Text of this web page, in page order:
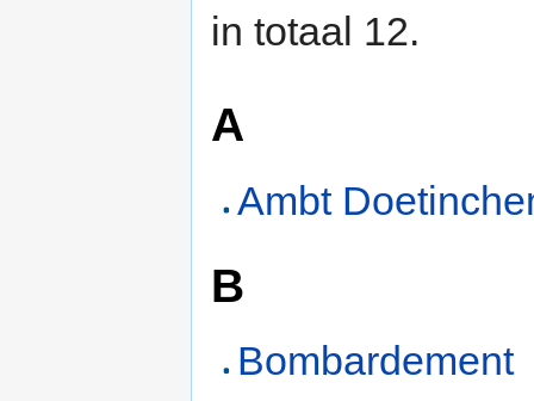
in totaal 12.
A
Ambt
B
Bombardement